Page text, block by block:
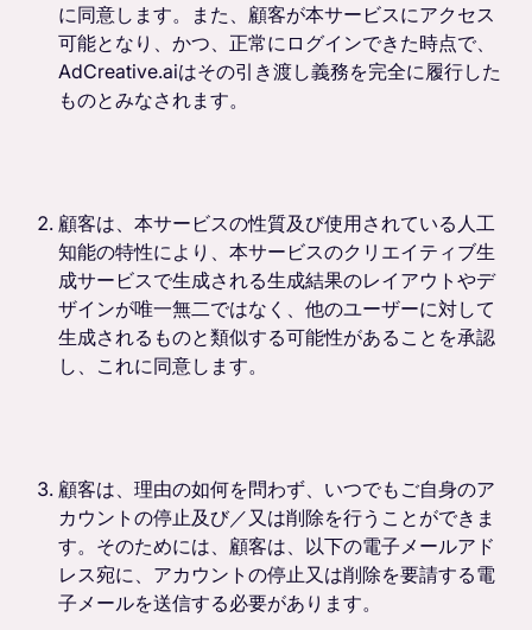
に同意します。また、顧客が本サービスにアクセス
可能となり、かつ、正常にログインできた時点で、
AdCreative.aiはその引き渡し義務を完全に履行した
ものとみなされます。
顧客は、本サービスの性質及び使用されている人工
知能の特性により、本サービスのクリエイティブ生
成サービスで生成される生成結果のレイアウトやデ
ザインが唯一無二ではなく、他のユーザーに対して
生成されるものと類似する可能性があることを承認
し、これに同意します。
顧客は、理由の如何を問わず、いつでもご自身のア
カウントの停止及び／又は削除を行うことができま
す。そのためには、顧客は、以下の電子メールアド
レス宛に、アカウントの停止又は削除を要請する電
子メールを送信する必要があります。